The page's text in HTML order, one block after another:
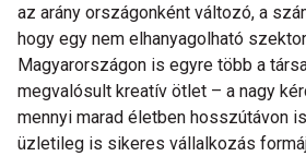
az arány országonként változó, a
hogy egy nem elhanyagolható
Magyarországon is egyre több a
megvalósult kreatív ötlet – a nagy
mennyi marad életben hosszútávon
üzletileg is sikeres vállalkozás